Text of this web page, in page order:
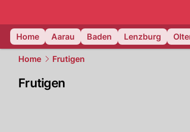
Home
Aarau Baden Lenzburg
Home Frutigen
Frutigen